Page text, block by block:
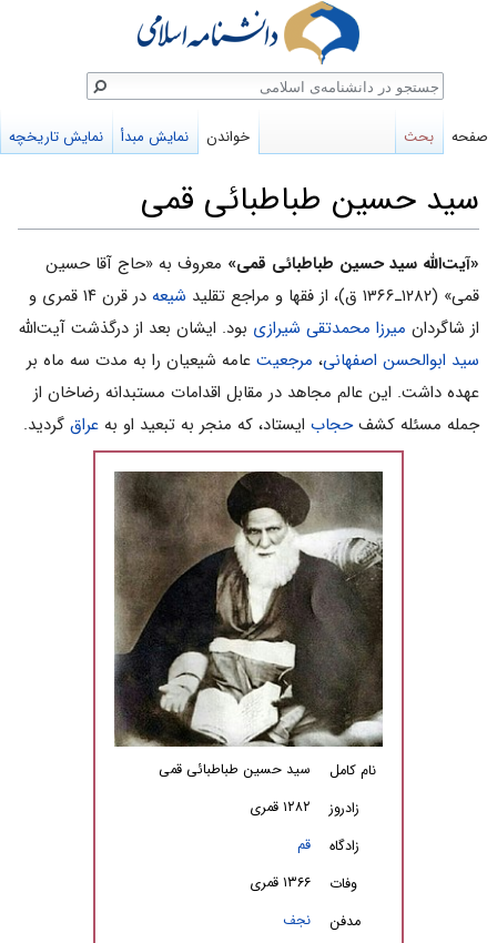
سید حسین طباطبائی قمی
پرش
به
ناوبری
پرش
به
جستجو
«آیت‌الله سید حسین طباطبائی قمی» معروف به «حاج آقا حسین
قمی» (۱۲۸۲ـ۱۳۶۶ ق)، از فقها و مراجع تقلید
شیعه
در قرن ۱۴ قمری و
از شاگردان میرزا محمدتقی شیرازی بود. ایشان بعد از درگذشت آیت‌الله
سید ابوالحسن اصفهانی، مرجعیت عامه شیعیان را به مدت سه ماه بر
عهده داشت. این عالم مجاهد در مقابل اقدامات مستبدانه رضاخان از
جمله مسئله کشفحجاب ایستاد، که منجر به تبعید او به عراق گردید.
نام کامل
سید حسین طباطبائی قمی
زادروز
۱۲۸۲ قمری
زادگاه
قم
وفات
۱۳۶۶ قمری
مدفن
نجف
صفحه بحث خواندن نمایش مبدأ نمایش تاریخچه
جستجو